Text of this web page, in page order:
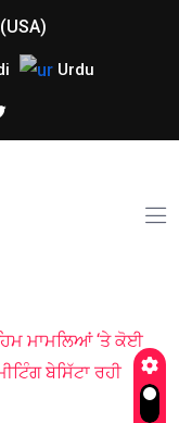
Urdu
ਮਾਮਲਿਆਂ ‘ਤੇ ਕੋਈ
ਬੇਸਿੱਟਾ ਰਹੀ